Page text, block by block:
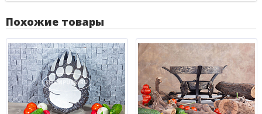
Похожие товары